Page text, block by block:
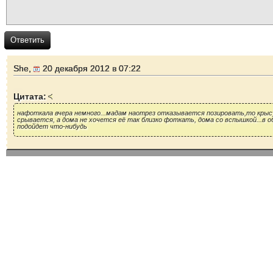
Ответить
She, 20 декабря 2012 в 07:22
Цитата:
нафоткала вчера немного...мадам наотрез отказывается позировать,то
срывается, а дома не хочется её так близко фоткать, дома со
подойдет что-нибудь